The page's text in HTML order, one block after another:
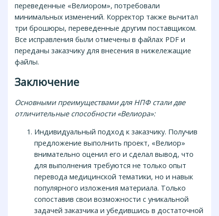
переведенные «Велиором», потребовали
минимальных изменений. Корректор также вычитал
три брошюры, переведенные другим поставщиком.
Все исправления были отмечены в файлах PDF и
переданы заказчику для внесения в нижележащие
файлы.
Заключение
Основными преимуществами для НПФ стали две
отличительные способности «Велиора»:
Индивидуальный подход к заказчику. Получив
предложение выполнить проект, «Велиор»
внимательно оценил его и сделал вывод, что
для выполнения требуются не только опыт
перевода медицинской тематики, но и навык
популярного изложения материала. Только
сопоставив свои возможности с уникальной
задачей заказчика и убедившись в достаточной